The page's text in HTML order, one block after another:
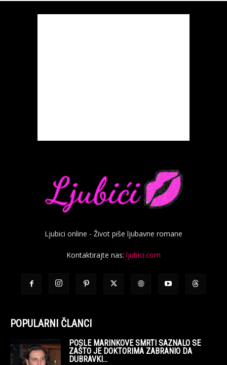
Ljubici online - Život piše ljubavne romane
Kontaktirajte nas: ljubici.com
POPULARNI ČLANCI
POSLE MARINKOVE SMRTI SAZNALO SE
ZAŠTO JE DOKTORIMA ZABRANIO DA
DUBRAVKI...